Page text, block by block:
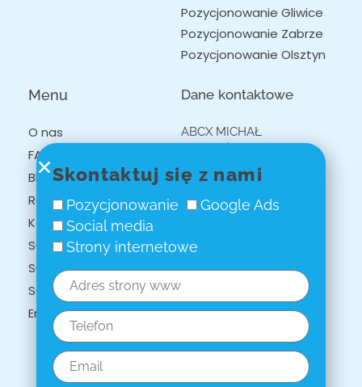
Pozycjonowanie Gliwice
Pozycjonowanie Zabrze
Pozycjonowanie Olsztyn
Menu
O nas
FAQ
Blog
Realizacje
Kontakt
Słowniczek SEO
Słowniczek AI
Słowniczek social media
English
Dane kontaktowe
ABCX MICHAŁ
NIP: 5222571763
02-797 Warszawa
Email: abcx@abcx.pl
Skontaktuj się z nami
Pozycjonowanie
Google Ads
Social media
Strony internetowe